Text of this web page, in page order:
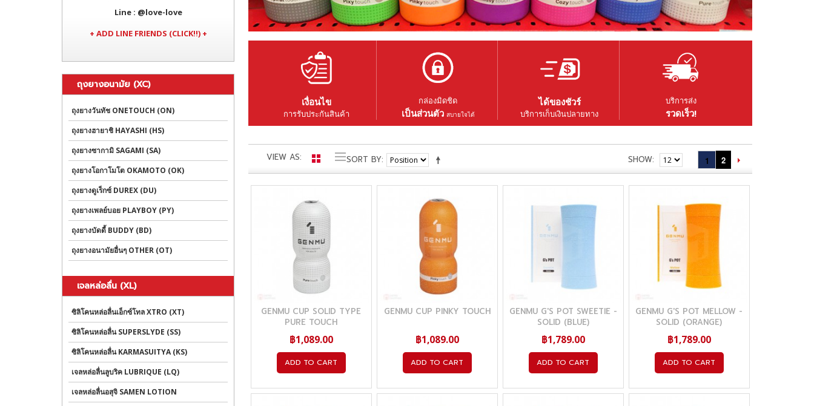
Line: @love-love
+ ADD LINE FRIENDS (CLICK!!) +
ถุงยางอนามัย (XC)
ถุงยางวันทัช ONETOUCH (ON)
ถุงยางฮายาชิ HAYASHI (HS)
ถุงยางซากามิ SAGAMI (SA)
ถุงยางโอกาโมโต OKAMOTO (OK)
ถุงยางดูเร็กซ์ DUREX (DU)
ถุงยางเพลย์บอย PLAYBOY (PY)
ถุงยางบัดดี้ BUDDY (BD)
ถุงยางอนามัยอื่นๆ OTHER (OT)
เจลหล่อลื่น (XL)
ซิลิโคนหล่อลื่นเอ็กซ์โทล XTRO (XT)
ซิลิโคนหล่อลื่น SUPERSLYDE (SS)
ซิลิโคนหล่อลื่น KARMASUITYA (KS)
เจลหล่อลื่นลูบริค LUBRIQUE (LQ)
เจลหล่อลื่นอสุจิ SAMEN LOTION
เงื่อนไข
การรับประกันสินค้า
กล่องมิดชิด
เป็นส่วนตัว สบายใจได้
ได้ของชัวร์
บริการเก็บเงินปลายทาง
บริการส่ง
รวดเร็ว!
VIEW AS SORT BY SHOW 1 2
GENMU CUP SOLID TYPE
PURE TOUCH
฿1,089.00
ADD TO CART
GENMU CUP PINKY TOUCH
฿1,089.00
ADD TO CART
GENMU G'S POT SWEETIE -
SOLID (BLUE)
฿1,789.00
ADD TO CART
GENMU G'S POT MELLOW -
SOLID (ORANGE)
฿1,789.00
ADD TO CART